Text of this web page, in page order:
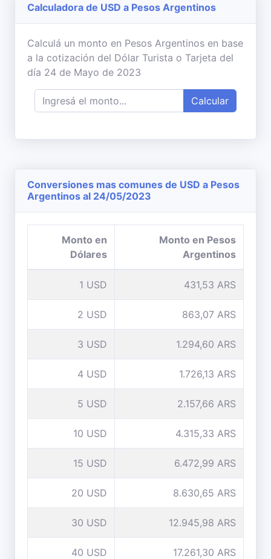
Calculadora de USD a Pesos Argentinos
Calculá un monto en Pesos Argentinos en base
a la cotización del Dólar Turista o Tarjeta del
día 24 de Mayo de 2023
Calcular
Conversiones mas comunes de USD a Pesos
Argentinos al 24/05/2023
Monto en
Dólares
Monto en Pesos
Argentinos
1 USD 431,53 ARS
2 USD 863,07 ARS
3 USD 1.294,60 ARS
4 USD 1.726,13 ARS
5 USD 2.157,66 ARS
10 USD 4.315,33 ARS
15 USD 6.472,99 ARS
20 USD 8.630,65 ARS
30 USD 12.945,98 ARS
40 USD 17.261,30 ARS